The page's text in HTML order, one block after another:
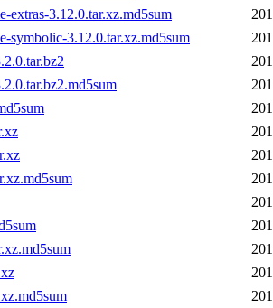
extras-3.12.0.tar.xz.md5sum
symbolic-3.12.0.tar.xz.md5sum